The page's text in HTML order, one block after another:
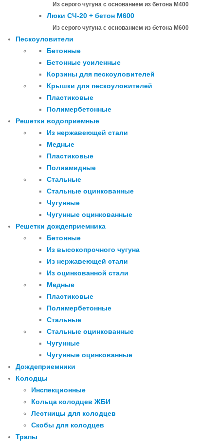
Из серого чугуна с основанием из бетона М400
Люки СЧ-20 + бетон М600
Из серого чугуна с основанием из бетона М600
Пескоуловители
Бетонные
Бетонные усиленные
Корзины для пескоуловителей
Крышки для пескоуловителей
Пластиковые
Полимербетонные
Решетки водоприемные
Из нержавеющей стали
Медные
Пластиковые
Полиамидные
Стальные
Стальные оцинкованные
Чугунные
Чугунные оцинкованные
Решетки дождеприемника
Бетонные
Из высокопрочного чугуна
Из нержавеющей стали
Из оцинкованной стали
Медные
Пластиковые
Полимербетонные
Стальные
Стальные оцинкованные
Чугунные
Чугунные оцинкованные
Дождеприемники
Колодцы
Инспекционные
Кольца колодцев ЖБИ
Лестницы для колодцев
Скобы для колодцев
Трапы